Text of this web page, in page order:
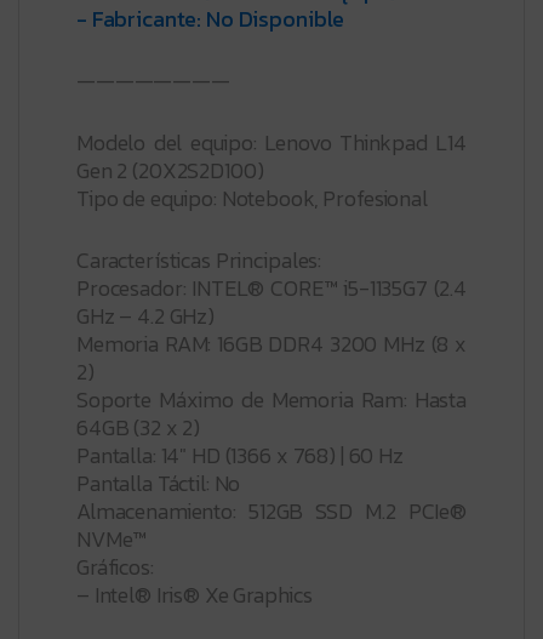
- Fabricante: No Disponible
————————
Modelo del equipo: Lenovo Thinkpad L14
Gen 2 (20X2S2D100)
Tipo de equipo: Notebook, Profesional
Características Principales:
Procesador: INTEL® CORE™ i5-1135G7 (2.4
GHz – 4.2 GHz)
Memoria RAM: 16GB DDR4 3200 MHz (8 x
2)
Soporte Máximo de Memoria Ram: Hasta
64GB (32 x 2)
Pantalla: 14″ HD (1366 x 768) | 60 Hz
Pantalla Táctil: No
Almacenamiento: 512GB SSD M.2 PCIe®
NVMe™
Gráficos:
– Intel® Iris® Xe Graphics